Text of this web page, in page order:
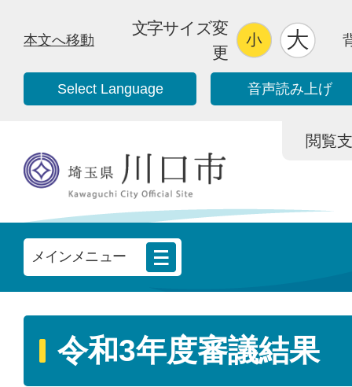
本文へ移動
文字サイズ変
更
Select Language 音声読み上げ
閲覧
メインメニュー
令和3年度審議結果